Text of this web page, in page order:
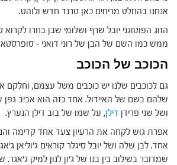
אנחנו בהחלט מריחים כאן טרנד חדש ולוהט.
הזוג הפוטוגני יובל שרף ושלומי שבן בחרו לקרוא
ממש כמו השם של הבן של רוני דואני –
הכוכב של הכוכב
גם לכוכבים שלנו יש כוכבים משל עצמם, וחלקם
שלהם בשם של האיידול. אחד כזה הוא אביב גפן
ושל שני פרידן דילן, על שמו של בוב דילן הנערץ.
אפרת גוש לקחה את הרעיון צעד אחד קדימה
אחד. לבן שלה ושל יובל סיגלר קוראים ג'וליאן
שמדובר בשילוב בין בנו של ג'ון לנון למיק ג'אגר.